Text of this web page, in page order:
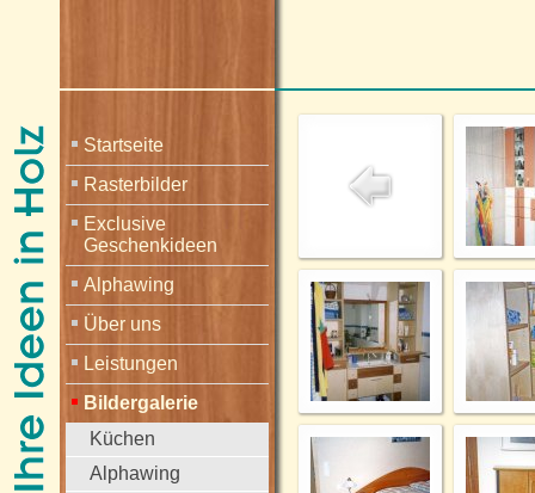
Startseite
Rasterbilder
Exclusive
Geschenkideen
Alphawing
Über uns
Leistungen
Bildergalerie
Küchen
Alphawing